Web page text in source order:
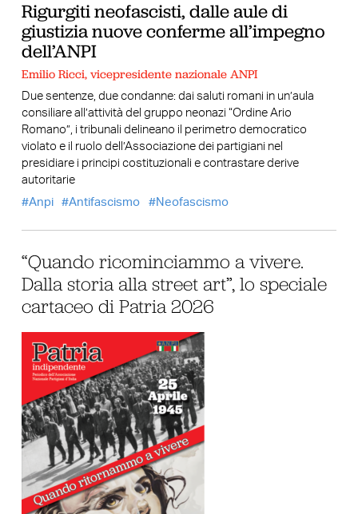
Rigurgiti neofascisti, dalle aule di
giustizia nuove conferme all’impegno
dell’ANPI
Emilio Ricci, vicepresidente nazionale ANPI
Due sentenze, due condanne: dai saluti romani in un’aula
consiliare all’attività del gruppo neonazi “Ordine Ario
Romano”, i tribunali delineano il perimetro democratico
violato e il ruolo dell’Associazione dei partigiani nel
presidiare i principi costituzionali e contrastare derive
autoritarie
Anpi
Antifascismo Neofascismo
“Quando ricominciammo a vivere.
Dalla storia alla street art”, lo speciale
cartaceo di Patria 2026